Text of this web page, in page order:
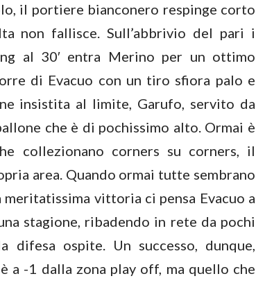
il portiere bianconero respinge corto
non fallisce. Sull’abbrivio del pari i
al 30′ entra Merino per un ottimo
di Evacuo con un tiro sfiora palo e
insistita al limite, Garufo, servito da
che è di pochissimo alto. Ormai è
collezionano corners su corners, il
area. Quando ormai tutte sembrano
vittoria ci pensa Evacuo a
stagione, ribadendo in rete da pochi
difesa ospite. Un successo, dunque,
a -1 dalla zona play off, ma quello che